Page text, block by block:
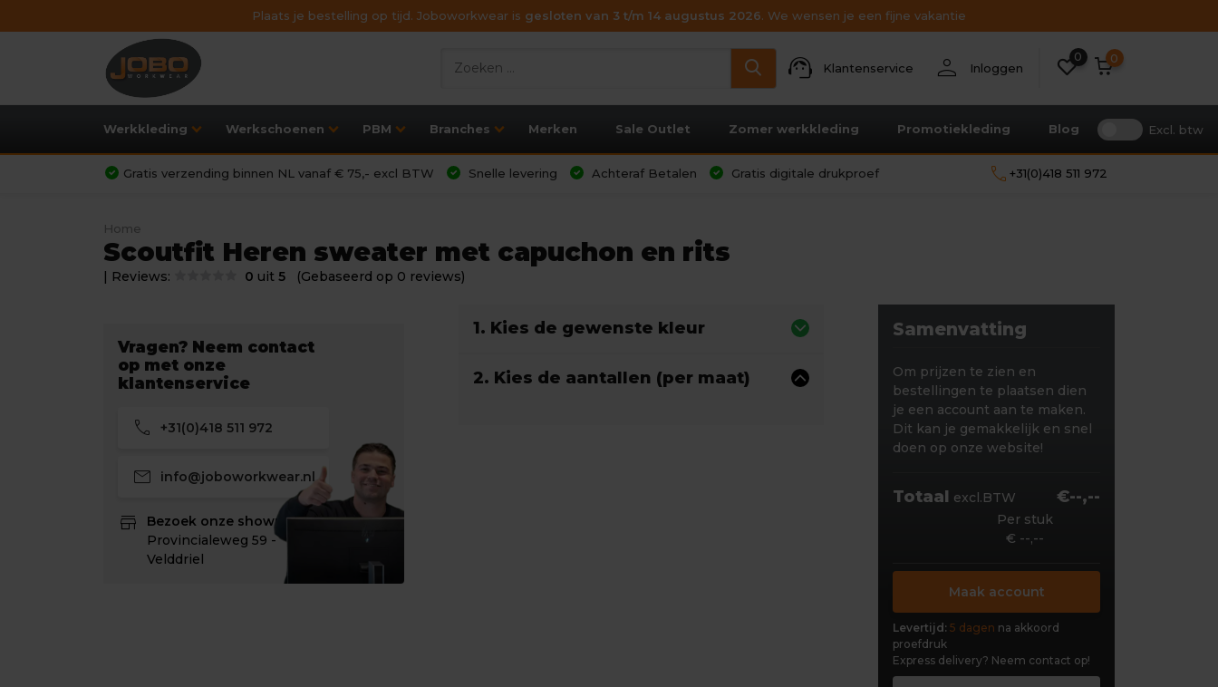
Plaats je bestelling op tijd. Joboworkwear is gesloten van 3 t/m 14 augustus 2026. We wensen je een fijne vakantie
support_agent Klantenservice person Inloggen
0 0
Werkkleding Werkschoenen PBM Branches Merken Sale Outlet Zomer werkkleding Promotiekleding Blog Excl. btw
Gratis verzending binnen NL vanaf € 75,- excl BTW Snelle levering Achteraf Betalen Gratis digitale drukproef call +31(0)418 511 972
Home
Scoutfit Heren sweater met capuchon en rits
| Reviews: 0 uit 5 (Gebaseerd op 0 reviews)
Vragen? Neem contact
op met onze
klantenservice
call +31(0)418 511 972
mail info@joboworkwear.nl
store
Bezoek onze showroom:
Provincialeweg 59 -
Velddriel
1. Kies de gewenste kleur
2. Kies de aantallen (per maat)
Samenvatting
Om prijzen te zien en
bestellingen te plaatsen dien
je een account aan te maken.
Dit kan je gemakkelijk en snel
doen op onze website!
Totaal excl.BTW €--,--
Per stuk
€ --,--
Maak account
Levertijd: 5 dagen na akkoord
proefdruk
Express delivery? Neem contact op!